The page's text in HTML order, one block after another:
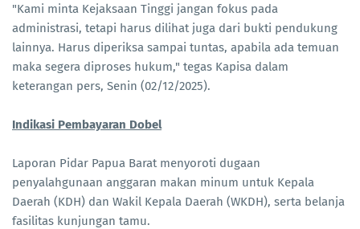
​"Kami minta Kejaksaan Tinggi jangan fokus pada
administrasi, tetapi harus dilihat juga dari bukti pendukung
lainnya. Harus diperiksa sampai tuntas, apabila ada temuan
maka segera diproses hukum," tegas Kapisa dalam
keterangan pers, Senin (02/12/2025).
Indikasi Pembayaran Dobel
Laporan Pidar Papua Barat menyoroti dugaan
penyalahgunaan anggaran makan minum untuk Kepala
Daerah (KDH) dan Wakil Kepala Daerah (WKDH), serta belanja
fasilitas kunjungan tamu.